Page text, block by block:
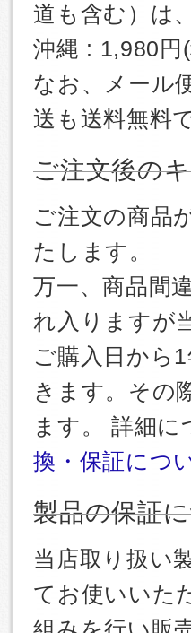
道も含む）は
沖縄 : 1,980円
なお、メール
送も送料無料
ご注文後の
ご注文の商品
たします。
万一、商品間
れ入りますが
ご購入日から
きます。その
ます。 詳細
換・保証につ
製品の保証
当店取り扱い
てお使いいた